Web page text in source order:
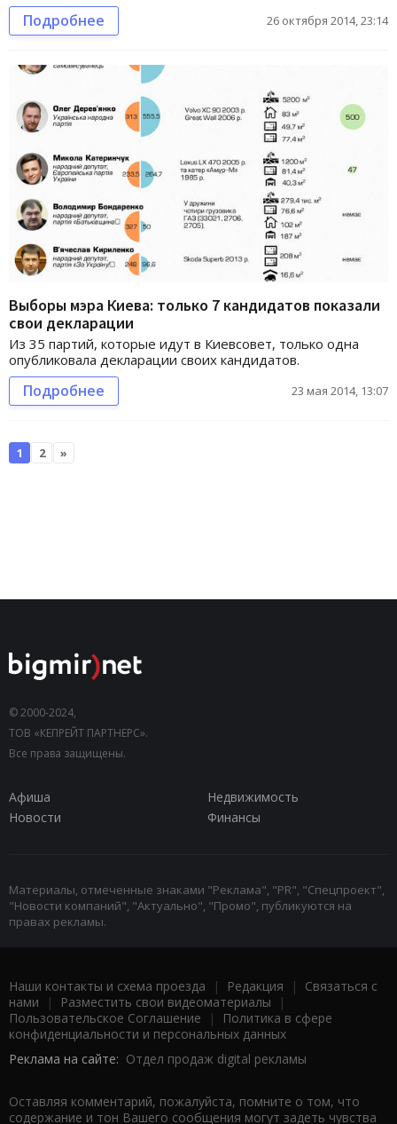
Подробнее 26 октября 2014, 23:14
Выборы мэра Киева: только 7 кандидатов показали
свои декларации
Из 35 партий, которые идут в Киевсовет, только одна
опубликовала декларации своих кандидатов.
Подробнее 23 мая 2014, 13:07
1 2 »
© 2000-2024,
ТОВ «КЕПРЕЙТ ПАРТНЕРС».
Все права защищены.
Афиша
Недвижимость
Новости
Финансы
Материалы, отмеченные знаками "Реклама", "PR", "Спецпроект",
"Новости компаний", "Актуально", "Промо", публикуются на
правах рекламы.
Наши контакты и схема проезда | Редакция | Связаться с
нами | Разместить свои видеоматериалы |
Пользовательское Соглашение |
Политика в сфере
конфиденциальности и персональных данных
Реклама на сайте: Отдел продаж digital рекламы
Оставляя комментарий, пожалуйста, помните о том, что
содержание и тон Вашего сообщения могут задеть чувства